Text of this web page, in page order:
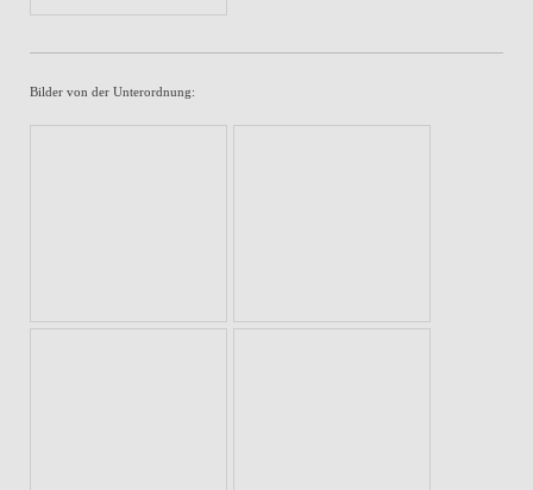
Bilder von der Unterordnung: